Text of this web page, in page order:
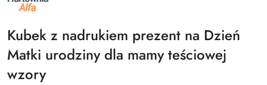
PRODUCENTA:
ALFA
Kubek z nadrukiem prezent na Dzień
Matki urodziny dla mamy teściowej
wzory